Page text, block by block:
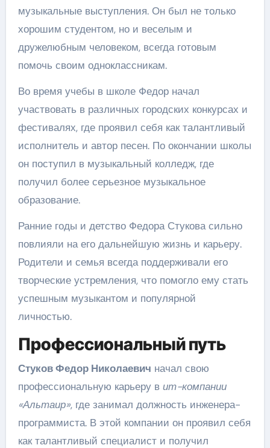
музыкальные выступления. Он был не только
хорошим студентом, но и веселым и
дружелюбным человеком, всегда готовым
помочь своим одноклассникам.
Во время учебы в школе Федор начал
участвовать в различных городских конкурсах и
фестивалях, где проявил себя как талантливый
исполнитель и автор песен. По окончании школы
он поступил в музыкальный колледж, где
получил более серьезное музыкальное
образование.
Ранние годы и детство Федора Стукова сильно
повлияли на его дальнейшую жизнь и карьеру.
Родители и семья всегда поддерживали его
творческие устремления, что помогло ему стать
успешным музыкантом и популярной
личностью.
Профессиональный путь
Стуков Федор Николаевич начал свою
профессиональную карьеру в ит-компании
«Альтаир», где занимал должность инженера-
программиста. В этой компании он проявил себя
как талантливый специалист и получил